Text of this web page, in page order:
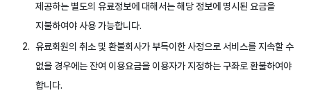
제공하는 별도의 유료정보에 대해서는 해당 정보에 명시된 요금을
지불하여야 사용 가능합니다.
유료회원의 취소 및 환불회사가 부득이한 사정으로 서비스를 지속할 수
없을 경우에는 잔여 이용요금을 이용자가 지정하는 구좌로 환불하여야
합니다.